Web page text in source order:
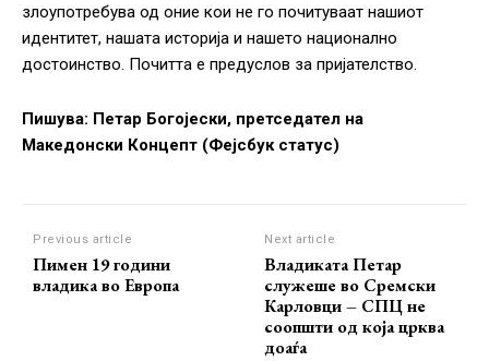
злоупотребува од оние кои не го почитуваат нашиот
идентитет, нашата историја и нашето национално
достоинство. Почитта е предуслов за пријателство.
Пишува: Петар Богојески, претседател на
Македонски Концепт (Фејсбук статус)
Previous article
Пимен 19 години
владика во Европа
Next article
Владиката Петар
служеше во Сремски
Карловци – СПЦ не
соопшти од која црква
доаѓа